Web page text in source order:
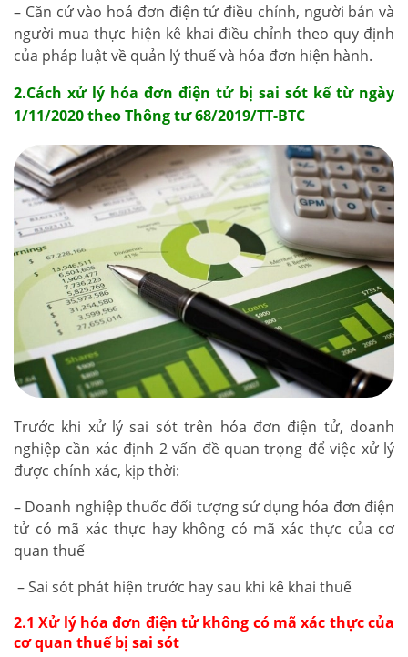
– Căn cứ vào hoá đơn điện tử điều chỉnh, người bán và
người mua thực hiện kê khai điều chỉnh theo quy định
của pháp luật về quản lý thuế và hóa đơn hiện hành.
2.Cách xử lý hóa đơn điện tử bị sai sót kể từ ngày
1/11/2020 theo Thông tư 68/2019/TT-BTC
Trước khi xử lý sai sót trên hóa đơn điện tử, doanh
nghiệp cần xác định 2 vấn đề quan trọng để việc xử lý
được chính xác, kịp thời:
– Doanh nghiệp thuốc đối tượng sử dụng hóa đơn điện
tử có mã xác thực hay không có mã xác thực của cơ
quan thuế
– Sai sót phát hiện trước hay sau khi kê khai thuế
2.1 Xử lý hóa đơn điện tử không có mã xác thực của
cơ quan thuế bị sai sót